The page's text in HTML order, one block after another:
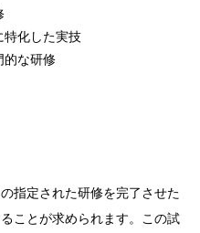
特化した実技
的な研修
指定された研修を完了させた
ことが求められます。この試